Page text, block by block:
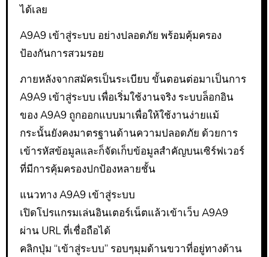
ได้เลย
A9A9 เข้าสู่ระบบ อย่างปลอดภัย พร้อมคุ้มครอง
ป้องกันการสวมรอย
ภายหลังจากสมัครเป็นระเบียบ ขั้นตอนต่อมาเป็นการ
A9A9 เข้าสู่ระบบ เพื่อเริ่มใช้งานจริง ระบบล็อกอิน
ของ A9A9 ถูกออกแบบมาเพื่อให้ใช้งานง่ายแม้
กระนั้นยังคงมาตรฐานด้านความปลอดภัย ด้วยการ
เข้ารหัสข้อมูลและก็จัดเก็บข้อมูลสำคัญบนเซิร์ฟเวอร์
ที่มีการคุ้มครองปกป้องหลายชั้น
แนวทาง A9A9 เข้าสู่ระบบ
เปิดโปรแกรมเล่นอินเตอร์เน็ตแล้วเข้าเว็บ A9A9
ผ่าน URL ที่เชื่อถือได้
คลิกปุ่ม “เข้าสู่ระบบ” รอบๆมุมด้านขวาที่อยู่ทางด้าน